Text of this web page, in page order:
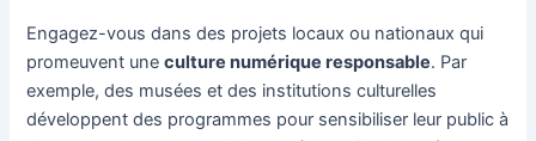
Engagez-vous dans des projets locaux ou nationaux qui
promeuvent uneculture numérique responsable. Par
exemple, des musées et des institutions culturelles
développent des programmes pour sensibiliser leur public à